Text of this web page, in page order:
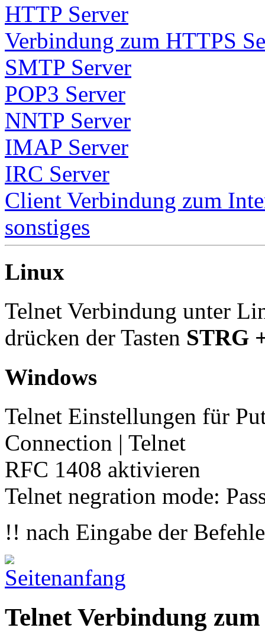
HTTP Server
Verbindung zum HTTPS
SMTP Server
POP3 Server
NNTP Server
IMAP Server
IRC Server
Client Verbindung zum
sonstiges
Linux
Telnet Verbindung unter
drücken der Tasten STRG
Windows
Telnet Einstellungen für
Connection | Telnet
RFC 1408 aktivieren
Telnet negration mode:
!! nach Eingabe der
Telnet Verbindung